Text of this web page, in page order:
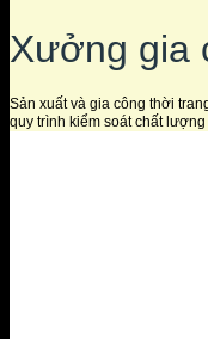
Xưởng gia
Sản xuất và gia công thời
quy trình kiểm soát chất lượng